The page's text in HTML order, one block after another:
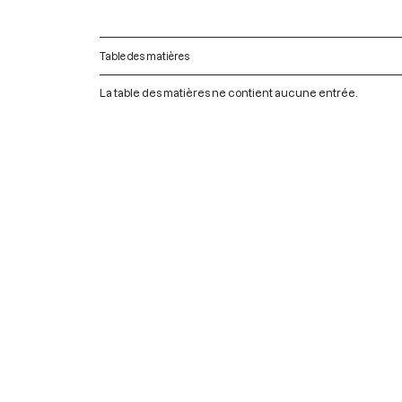
Table des matières
La table des matières ne contient aucune entrée.